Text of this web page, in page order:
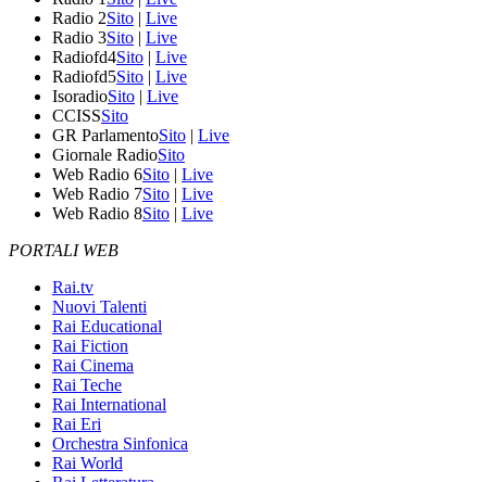
Radio 2Sito | Live
Radio 3Sito | Live
Radiofd4Sito | Live
Radiofd5Sito | Live
IsoradioSito | Live
CCISSSito
GR ParlamentoSito | Live
Giornale RadioSito
Web Radio 6Sito | Live
Web Radio 7Sito | Live
Web Radio 8Sito | Live
PORTALI WEB
Rai.tv
Nuovi Talenti
Rai Educational
Rai Fiction
Rai Cinema
Rai Teche
Rai International
Rai Eri
Orchestra Sinfonica
Rai World